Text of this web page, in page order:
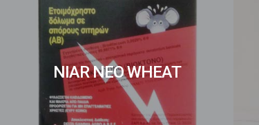
NIAR NEO WHEAT